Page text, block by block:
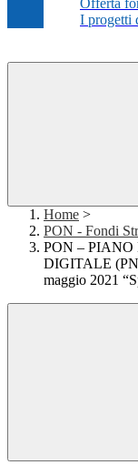
Offerta
I progetti
Home >
PON - Fondi
PON –
DIGITALE
maggio 2021